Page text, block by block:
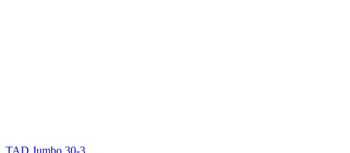
TAD Jumbo 30-3